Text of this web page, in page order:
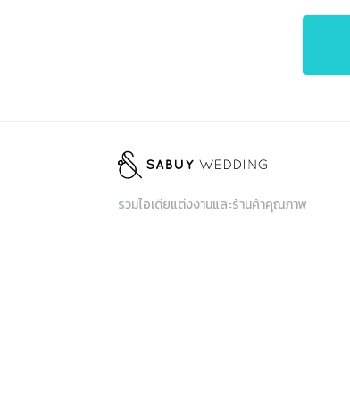
รวมไอเดียแต่งงานและร้านค้าคุณภาพ